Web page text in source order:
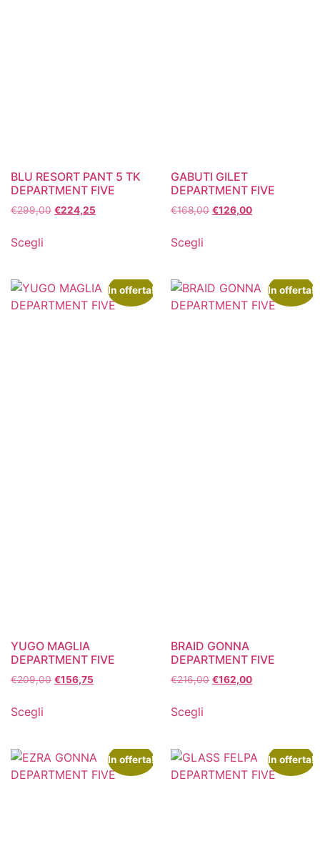
BLU RESORT PANT 5 TK
DEPARTMENT FIVE
€299,00 €224,25
Scegli
GABUTI GILET
DEPARTMENT FIVE
€168,00 €126,00
Scegli
In offerta!
YUGO MAGLIA
DEPARTMENT FIVE
€209,00 €156,75
Scegli
In offerta!
BRAID GONNA
DEPARTMENT FIVE
€216,00 €162,00
Scegli
In offerta! In offerta!